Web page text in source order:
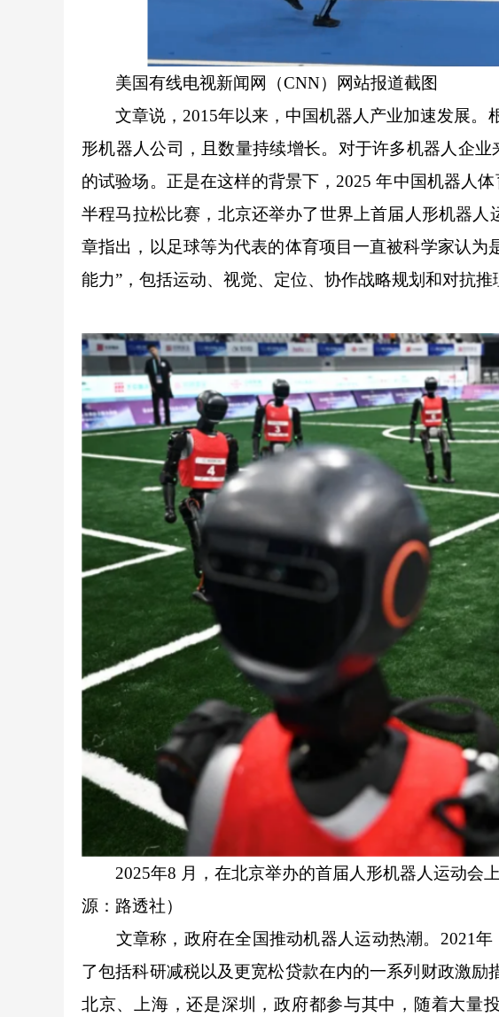
美国有线电视新闻网（CNN）网站报道截图
文章说，2015年以来，中国机器人产业加速发展。
形机器人公司，且数量持续增长。对于许多机器人企
的试验场。正是在这样的背景下，2025 年中国机器人
半程马拉松比赛，北京还举办了世界上首届人形机器
章指出，以足球等为代表的体育项目一直被科学家认
能力”，包括运动、视觉、定位、协作战略规划和对抗推
2025年8 月，在北京举办的首届人形机器人运动会上
源：路透社）
文章称，政府在全国推动机器人运动热潮。2021年
了包括科研减税以及更宽松贷款在内的一系列财政激
北京、上海，还是深圳，政府都参与其中，随着大量